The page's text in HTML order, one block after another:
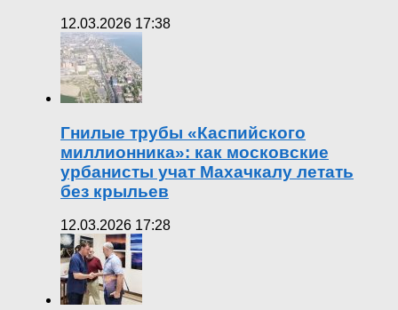
12.03.2026 17:38
Гнилые трубы «Каспийского
миллионника»: как московские
урбанисты учат Махачкалу летать
без крыльев
12.03.2026 17:28